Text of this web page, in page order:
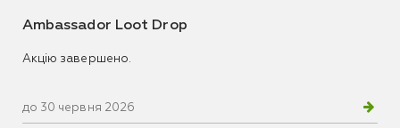
Ambassador Loot Drop
Акцію завершено.
до 30 червня 2026